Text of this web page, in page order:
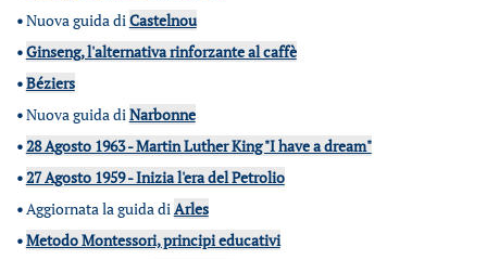
•Nuova guida diCastelnou
•Ginseng, l'alternativa rinforzante al caffè
•Béziers
•Nuova guida diNarbonne
•28 Agosto 1963 - Martin Luther King "I have a dream"
•27 Agosto 1959 - Inizia l'era del Petrolio
•Aggiornata la guida diArles
•Metodo Montessori, principi educativi